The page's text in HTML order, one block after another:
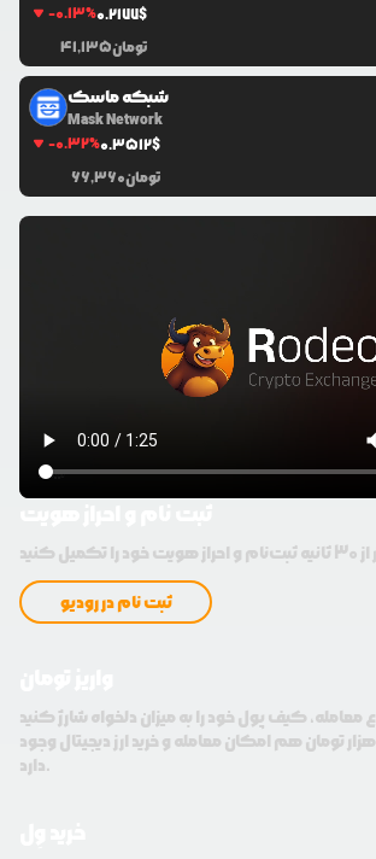
-0.13%0.2177$
41,135تومان
شبکه ماسک
Mask Network
-0.32%0.3512$
66,360تومان
ثبت نام در رودیو
در رودیو حتی با 100 هزار تومان هم امکان معامله و خرید ارز دیجیتال وجود
دارد.